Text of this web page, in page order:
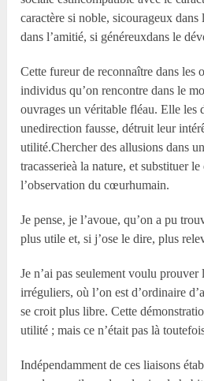
caractère si noble, sicourageux
dans l’amitié, si généreuxdans le
Cette fureur de reconnaître dans les
individus qu’on rencontre dans le
ouvrages un véritable fléau. Elle les
unedirection fausse, détruit leur
utilité.Chercher des allusions dans
tracasserieà la nature, et substituer le
l’observation du cœurhumain.
Je pense, je l’avoue, qu’on a pu
plus utile et, si j’ose le dire, plus
Je n’ai pas seulement voulu prouver
irréguliers, où l’on est d’ordinaire
se croit plus libre. Cette
utilité ; mais ce n’était pas là
Indépendamment de ces liaisons